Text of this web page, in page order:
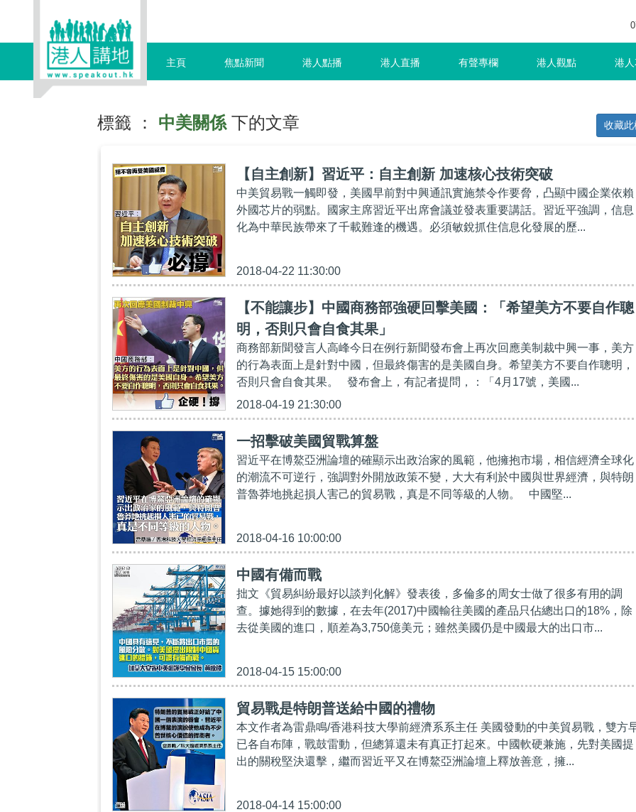
主頁 焦點新聞 港人點播 港人直播 有聲專欄 港人觀點 港
標籤 ： 中美關係 下的文章 收藏此
【自主創新】習近平：自主創新 加速核心技術突破
中美貿易戰一觸即發，美國早前對中興通訊實施禁令作要脅，凸顯中國企業依賴
外國芯片的弱點。國家主席習近平出席會議並發表重要講話。習近平強調，信息
化為中華民族帶來了千載難逢的機遇。必須敏銳抓住信息化發展的歷...
2018-04-22 11:30:00
【不能讓步】中國商務部強硬回擊美國：「希望美方不要自作聰
明，否則只會自食其果」
商務部新聞發言人高峰今日在例行新聞發布會上再次回應美制裁中興一事，美方
的行為表面上是針對中國，但最終傷害的是美國自身。希望美方不要自作聰明，
否則只會自食其果。 發布會上，有記者提問，：「4月17號，美國...
2018-04-19 21:30:00
一招擊破美國貿戰算盤
習近平在博鰲亞洲論壇的確顯示出政治家的風範，他擁抱市場，相信經濟全球化
的潮流不可逆行，強調對外開放政策不變，大大有利於中國與世界經濟，與特朗
普魯莽地挑起損人害己的貿易戰，真是不同等級的人物。 中國堅...
2018-04-16 10:00:00
中國有備而戰
拙文《貿易糾紛最好以談判化解》發表後，多倫多的周女士做了很多有用的調
查。據她得到的數據，在去年(2017)中國輸往美國的產品只佔總出口的18%，除
去從美國的進口，順差為3,750億美元；雖然美國仍是中國最大的出口市...
2018-04-15 15:00:00
貿易戰是特朗普送給中國的禮物
本文作者為雷鼎鳴/香港科技大學前經濟系系主任 美國發動的中美貿易戰，雙方
已各自布陣，戰鼓雷動，但總算還未有真正打起來。中國軟硬兼施，先對美國提
出的關稅堅決還擊，繼而習近平又在博鰲亞洲論壇上釋放善意，擁...
2018-04-14 15:00:00